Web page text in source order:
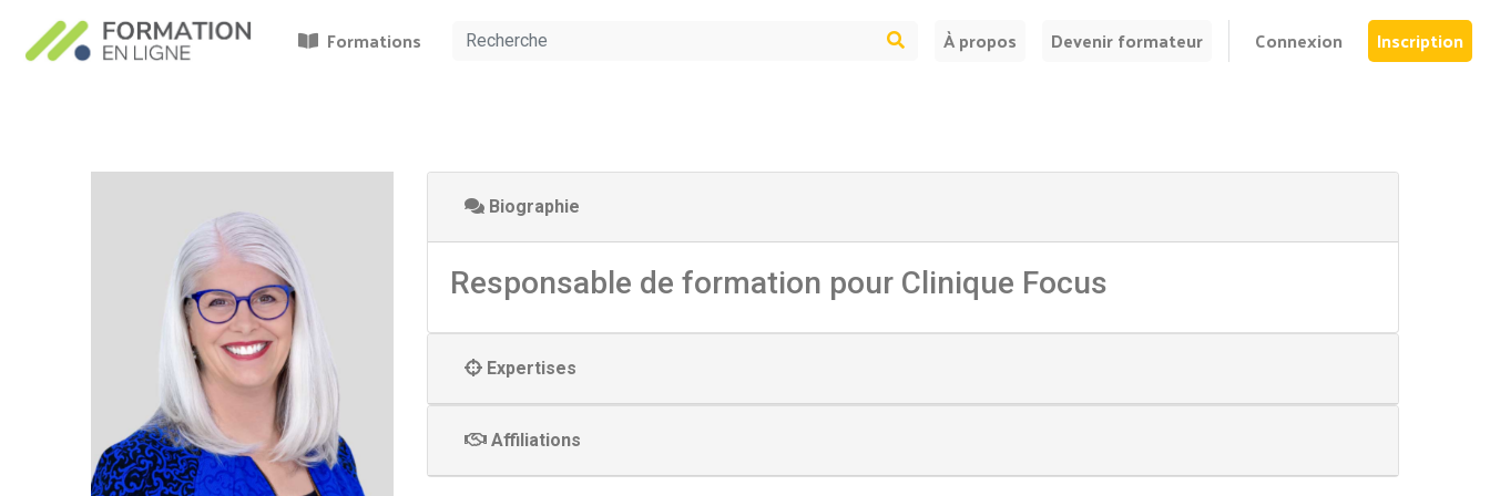
Formations À propos Devenir formateur Connexion Inscription
Biographie
Responsable de formation pour Clinique Focus
Expertises
Affiliations